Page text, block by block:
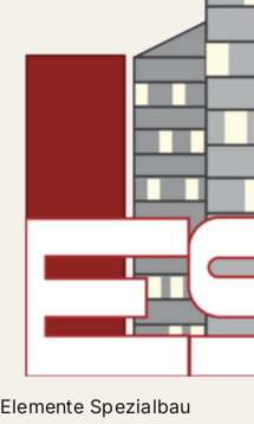
Elemente Spezialbau